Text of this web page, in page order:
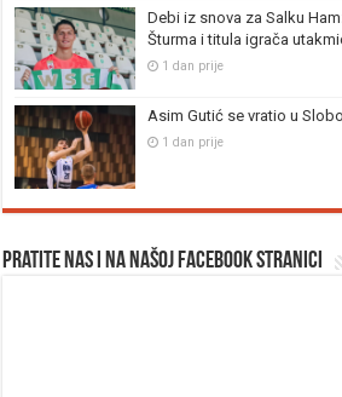
Debi iz snova za Salku
Šturma i titula igrača
1 dan prije
Asim Gutić se vratio u
1 dan prije
Pratite nas i na našoj facebook stranici